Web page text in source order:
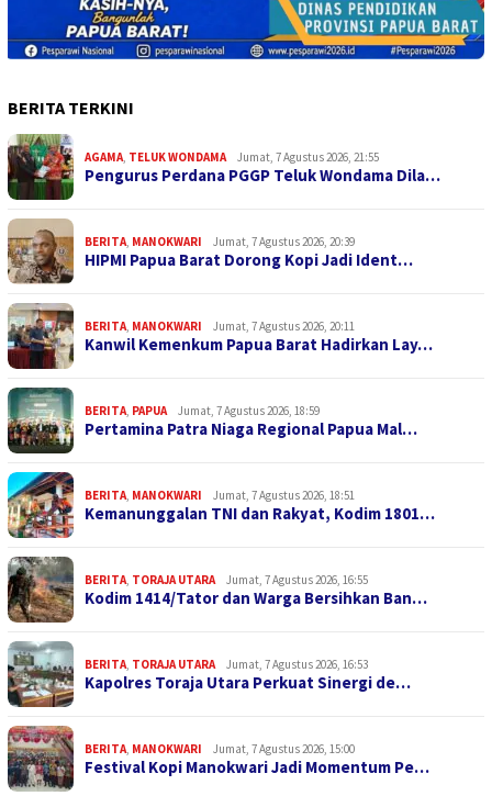
BERITA TERKINI
AGAMA TELUK WONDAMA Jumat, 7 Agustus 2026, 21:55
Pengurus Perdana PGGP Teluk Wondama Dila…
BERITA MANOKWARI Jumat, 7 Agustus 2026, 20:39
HIPMI Papua Barat Dorong Kopi Jadi Ident…
BERITA MANOKWARI Jumat, 7 Agustus 2026, 20:11
Kanwil Kemenkum Papua Barat Hadirkan Lay…
BERITA PAPUA Jumat, 7 Agustus 2026, 18:59
Pertamina Patra Niaga Regional Papua Mal…
BERITA MANOKWARI Jumat, 7 Agustus 2026, 18:51
Kemanunggalan TNI dan Rakyat, Kodim 1801…
BERITA TORAJA UTARA Jumat, 7 Agustus 2026, 16:55
Kodim 1414/Tator dan Warga Bersihkan Ban…
BERITA TORAJA UTARA Jumat, 7 Agustus 2026, 16:53
Kapolres Toraja Utara Perkuat Sinergi de…
BERITA MANOKWARI Jumat, 7 Agustus 2026, 15:00
Festival Kopi Manokwari Jadi Momentum Pe…